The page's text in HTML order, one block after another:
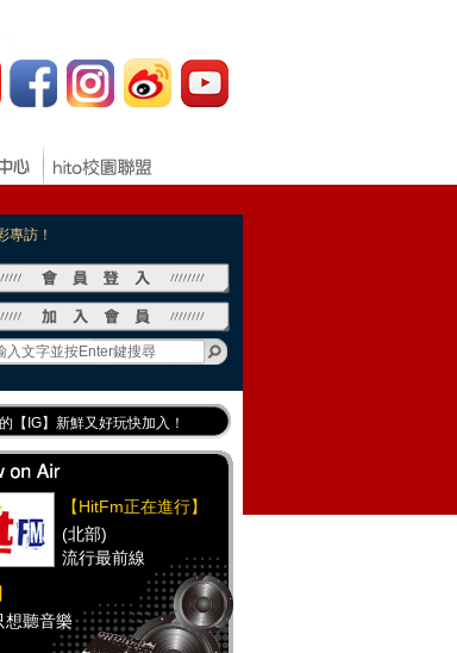
專訪！
【IG】新鮮又好玩快加入！
FB臉書粉絲團】等你加入！
DJ推薦》好音樂千萬別錯過！
最新優惠訊息都在這！
【HitFm正在進行】
(北部)
流行最前線
想聽音樂